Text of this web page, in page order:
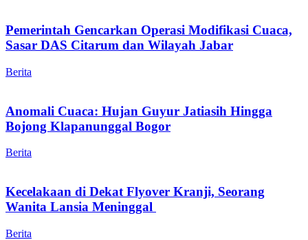
Pemerintah Gencarkan Operasi Modifikasi Cuaca,
Sasar DAS Citarum dan Wilayah Jabar
Berita
Anomali Cuaca: Hujan Guyur Jatiasih Hingga
Bojong Klapanunggal Bogor
Berita
Kecelakaan di Dekat Flyover Kranji, Seorang
Wanita Lansia Meninggal
Berita